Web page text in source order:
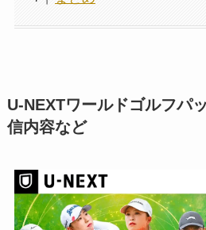
U-NEXTワールドゴルフパ
信内容など